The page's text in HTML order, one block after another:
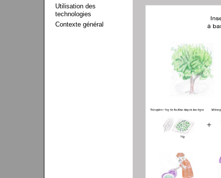
Utilisation des
technologies
Contexte général